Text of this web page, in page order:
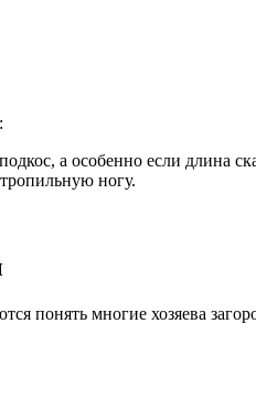
а особенно если длина
ногу.
понять многие хозяева